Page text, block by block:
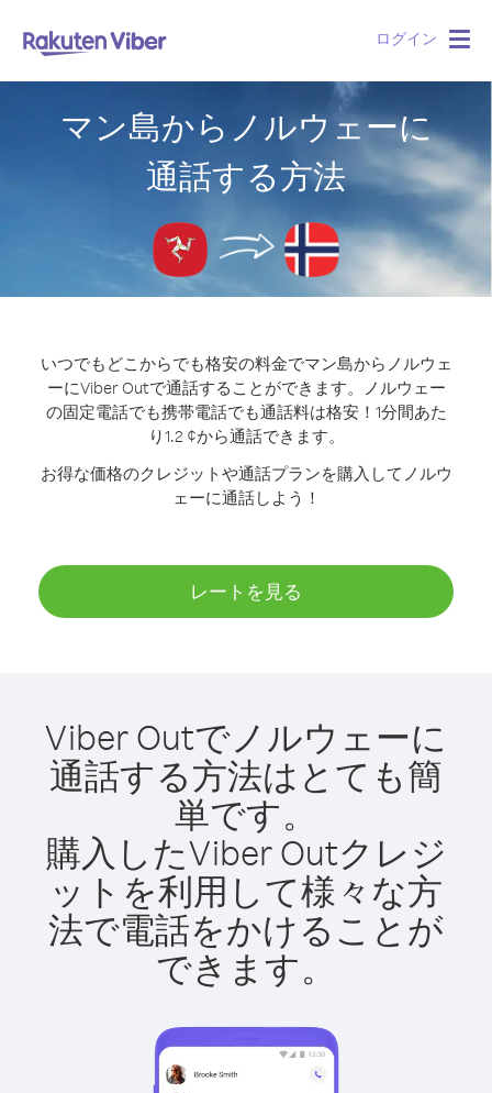
ログイン
マン島からノルウェーに
通話する方法
いつでもどこからでも格安の料金でマン島からノルウェ
ーにViber Outで通話することができます。
ノルウェー
の固定電話でも携帯電話でも通話料は格安！1分間あた
り1.2 ¢から通話できます。
お得な価格のクレジットや通話プランを購入してノルウ
ェーに通話しよう！
レートを見る
Viber Outでノルウェーに
通話する方法はとても簡
単です。
購入したViber Outクレジ
ットを利用して様々な方
法で電話をかけることが
できます。